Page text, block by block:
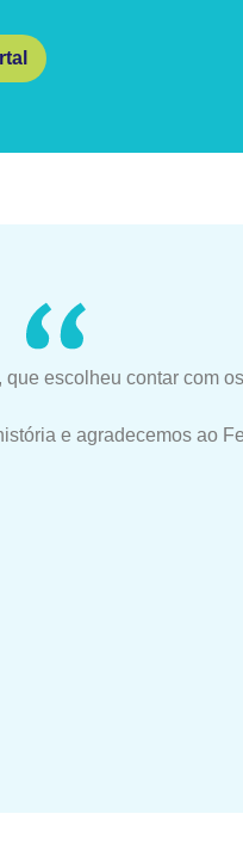
escolheu contar com
e agradecemos ao